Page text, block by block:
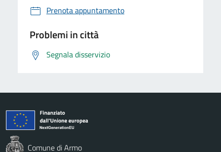
Prenota appuntamento
Problemi in città
Segnala disservizio
Comune di Armo